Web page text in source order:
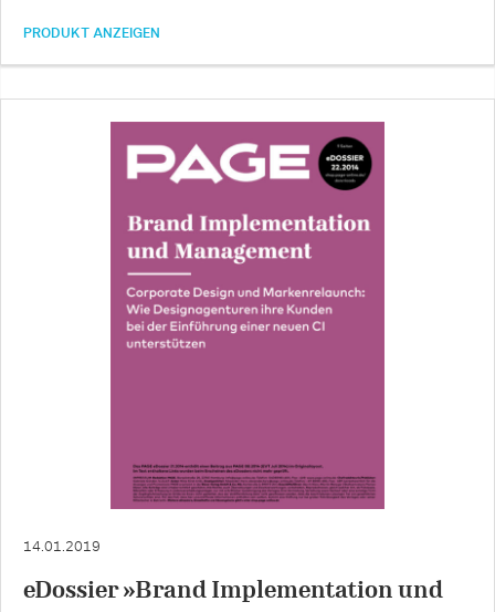
PRODUKT ANZEIGEN
14.01.2019
eDossier »Brand Implementation und